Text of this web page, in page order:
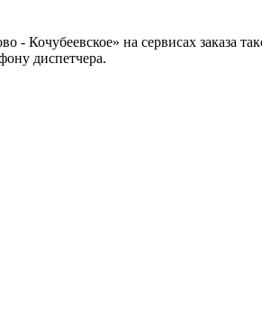
- Кочубеевское» на сервисах заказа
диспетчера.